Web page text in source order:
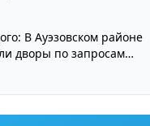
В Ауэзовском районе
дворы по запросам